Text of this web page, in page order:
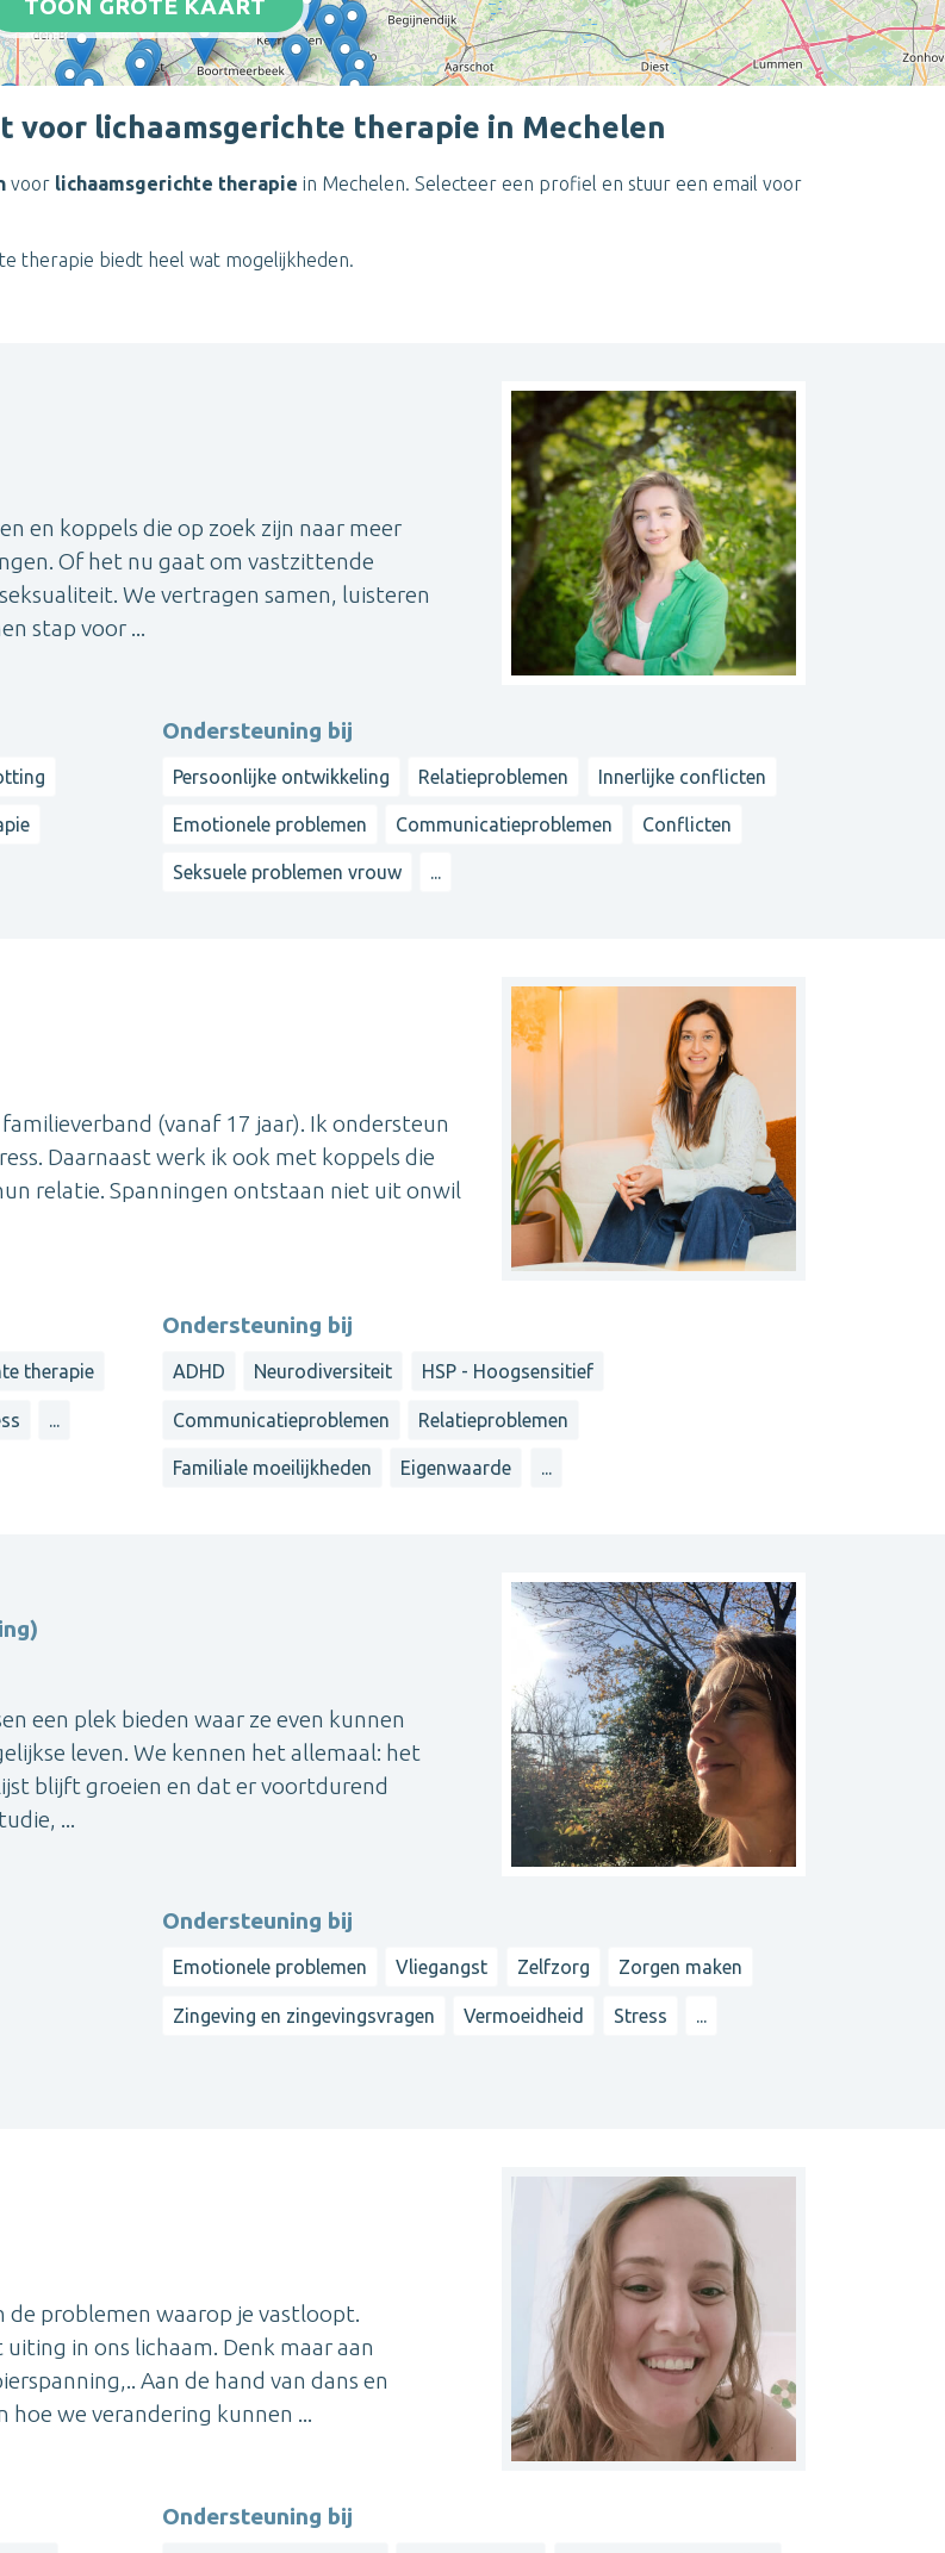
TOON GROTE KAART
lichaamsgerichte therapie in Mechelen
voor lichaamsgerichte therapie in Mechelen. Selecteer een profiel en stuur een email voor
therapie biedt heel wat mogelijkheden.
en koppels die op zoek zijn naar meer
Of het nu gaat om vastzittende
We vertragen samen, luisteren
stap voor ...
Ondersteuning bij
Persoonlijke ontwikkeling Relatieproblemen Innerlijke conflicten
Emotionele problemen Communicatieproblemen Conflicten
Seksuele problemen vrouw ...
(vanaf 17 jaar). Ik ondersteun
Daarnaast werk ik ook met koppels die
relatie. Spanningen ontstaan niet uit onwil
therapie
...
Ondersteuning bij
ADHD Neurodiversiteit HSP - Hoogsensitief
Communicatieproblemen Relatieproblemen
Familiale moeilijkheden Eigenwaarde ...
een plek bieden waar ze even kunnen
leven. We kennen het allemaal: het
blijft groeien en dat er voortdurend
...
Ondersteuning bij
Emotionele problemen Vliegangst Zelfzorg Zorgen maken
Zingeving en zingevingsvragen Vermoeidheid Stress
de problemen waarop je vastloopt.
in ons lichaam. Denk maar aan
Aan de hand van dans en
we verandering kunnen ...
Ondersteuning bij